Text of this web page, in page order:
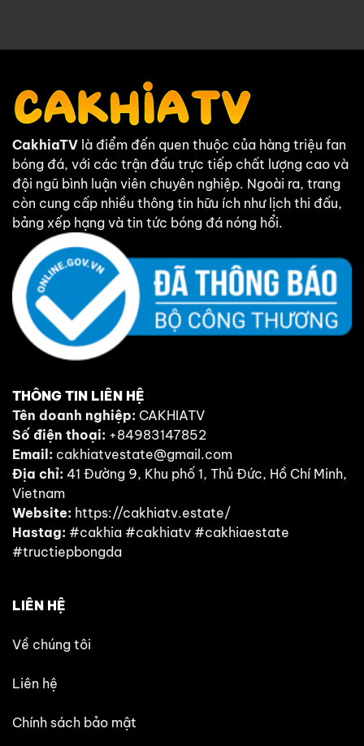
CakhiaTV là điểm đến quen thuộc của hàng triệu fan
bóng đá, với các trận đấu trực tiếp chất lượng cao và
đội ngũ bình luận viên chuyên nghiệp. Ngoài ra, trang
còn cung cấp nhiều thông tin hữu ích như lịch thi đấu,
bảng xếp hạng và tin tức bóng đá nóng hổi.
THÔNG TIN LIÊN HỆ
Tên doanh nghiệp: CAKHIATV
Số điện thoại: +84983147852
Email: cakhiatvestate@gmail.com
Địa chỉ: 41 Đường 9, Khu phố 1, Thủ Đức, Hồ Chí Minh,
Vietnam
Website: https://cakhiatv.estate/
Hastag: #cakhia #cakhiatv #cakhiaestate
#tructiepbongda
LIÊN HỆ
Về chúng tôi
Liên hệ
Chính sách bảo mật